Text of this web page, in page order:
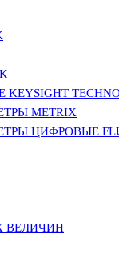
METRIX
ЦИФРОВЫЕ
ВЕЛИЧИН